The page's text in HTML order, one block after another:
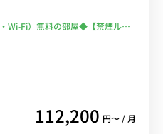
Wi-Fi）無料の部屋◆【禁煙ルー
おススメ♪
112,200 円〜 / 月